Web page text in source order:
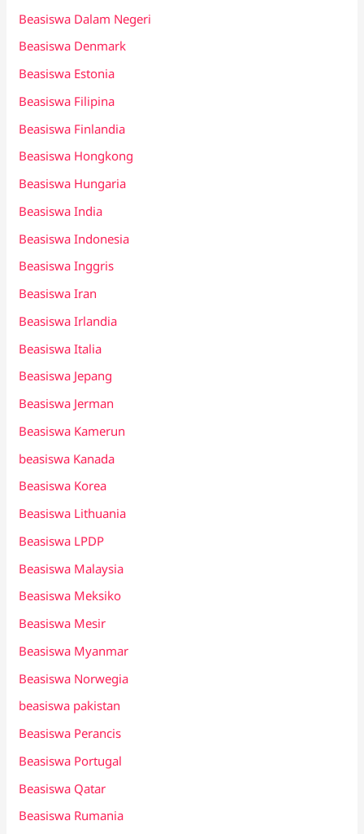
Beasiswa Dalam Negeri
Beasiswa Denmark
Beasiswa Estonia
Beasiswa Filipina
Beasiswa Finlandia
Beasiswa Hongkong
Beasiswa Hungaria
Beasiswa India
Beasiswa Indonesia
Beasiswa Inggris
Beasiswa Iran
Beasiswa Irlandia
Beasiswa Italia
Beasiswa Jepang
Beasiswa Jerman
Beasiswa Kamerun
beasiswa Kanada
Beasiswa Korea
Beasiswa Lithuania
Beasiswa LPDP
Beasiswa Malaysia
Beasiswa Meksiko
Beasiswa Mesir
Beasiswa Myanmar
Beasiswa Norwegia
beasiswa pakistan
Beasiswa Perancis
Beasiswa Portugal
Beasiswa Qatar
Beasiswa Rumania